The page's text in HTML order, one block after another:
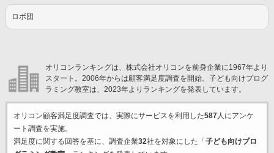
ロボ団
オリコンランキングは、株式会社オリコンを前身企業に1967年より
スタート。2006年からは顧客満足度調査を開始。子ども向けプログ
ラミング教室は、2023年よりランキングを発表しています。
オリコン顧客満足度調査では、実際にサービスを利用した587人にアンケ
ート調査を実施。
満足度に関する回答を基に、調査企業32社を対象にした「 子ども向けプロ